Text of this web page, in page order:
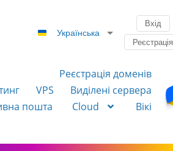
Українська
Вхід
Реєстрація
Реєстрація доменів
VPS
Виділені сервера
пошта
Cloud
Вікі